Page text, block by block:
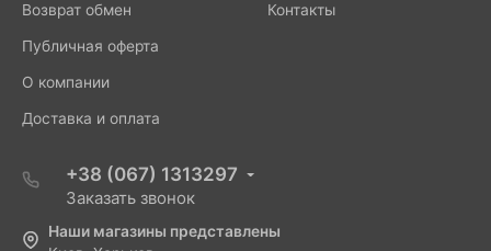
Возврат обмен
Публичная оферта
О компании
Доставка и оплата
Контакты
+38 (067) 1313297
Заказать звонок
Наши магазины представлены